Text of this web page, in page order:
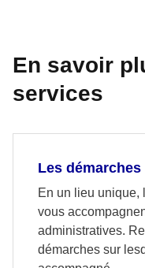
En savoir
services
Les
En un lieu unique,
vous
administratives.
démarches sur